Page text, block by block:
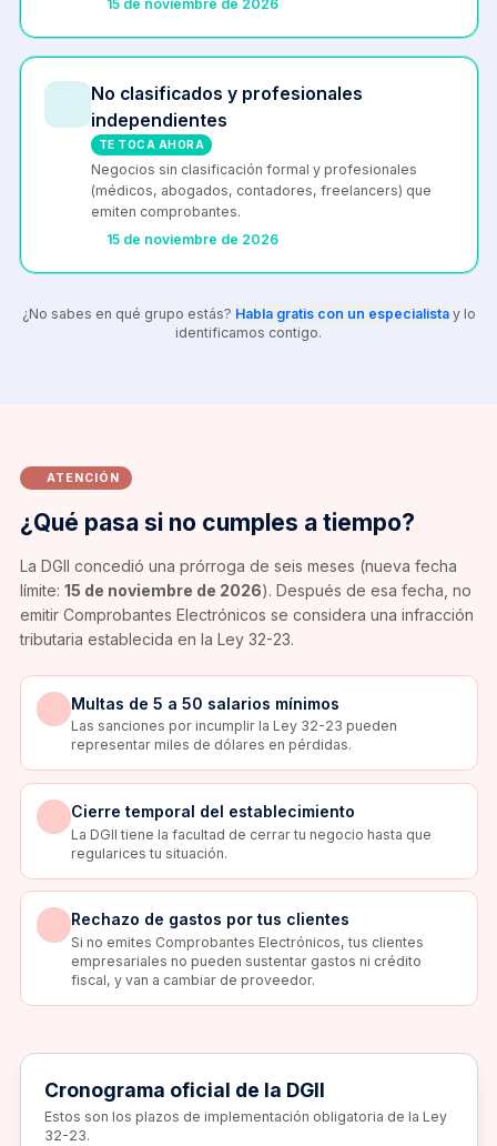
15 de noviembre de 2026
No clasificados y profesionales
independientes
TE TOCA AHORA
Negocios sin clasificación formal y profesionales
(médicos, abogados, contadores, freelancers) que
emiten comprobantes.
15 de noviembre de 2026
¿No sabes en qué grupo estás? Habla gratis con un especialistay lo
identificamos contigo.
ATENCIÓN
¿Qué pasa si no cumples a tiempo?
La DGII concedió una prórroga de seis meses (nueva fecha
límite: 15 de noviembre de 2026). Después de esa fecha, no
emitir Comprobantes Electrónicos se considera una infracción
tributaria establecida en la Ley 32-23.
Multas de 5 a 50 salarios mínimos
Las sanciones por incumplir la Ley 32-23 pueden
representar miles de dólares en pérdidas.
Cierre temporal del establecimiento
La DGII tiene la facultad de cerrar tu negocio hasta que
regularices tu situación.
Rechazo de gastos por tus clientes
Si no emites Comprobantes Electrónicos, tus clientes
empresariales no pueden sustentar gastos ni crédito
fiscal, y van a cambiar de proveedor.
Cronograma oficial de la DGII
Estos son los plazos de implementación obligatoria de la Ley
32-23.